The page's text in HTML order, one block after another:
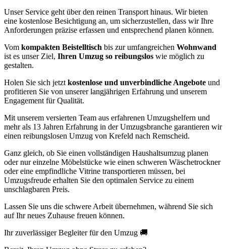
Unser Service geht über den reinen Transport hinaus. Wir bieten
eine kostenlose Besichtigung an, um sicherzustellen, dass wir Ihre
Anforderungen präzise erfassen und entsprechend planen können.
Vom kompakten Beistelltisch bis zur umfangreichen Wohnwand
ist es unser Ziel, Ihren Umzug so reibungslos wie möglich zu
gestalten.
Holen Sie sich jetzt kostenlose und unverbindliche Angebote und
profitieren Sie von unserer langjährigen Erfahrung und unserem
Engagement für Qualität.
Mit unserem versierten Team aus erfahrenen Umzugshelfern und
mehr als 13 Jahren Erfahrung in der Umzugsbranche garantieren wir
einen reibungslosen Umzug von Krefeld nach Remscheid.
Ganz gleich, ob Sie einen vollständigen Haushaltsumzug planen
oder nur einzelne Möbelstücke wie einen schweren Wäschetrockner
oder eine empfindliche Vitrine transportieren müssen, bei
Umzugsfreude erhalten Sie den optimalen Service zu einem
unschlagbaren Preis.
Lassen Sie uns die schwere Arbeit übernehmen, während Sie sich
auf Ihr neues Zuhause freuen können.
Ihr zuverlässiger Begleiter für den Umzug 🚚